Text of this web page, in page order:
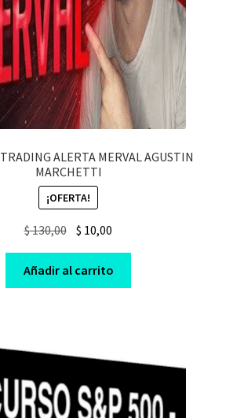
ALERTA MERVAL AGUSTIN
MARCHETTI
¡OFERTA!
$130,00 Original
was:
$ 130,00.
$ 10,00
is:
$ 10,00.
Añadir al carrito